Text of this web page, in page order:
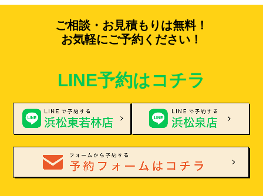
ご相談・お見積もりは無料！
お気軽にご予約ください！
LINE予約はコチラ